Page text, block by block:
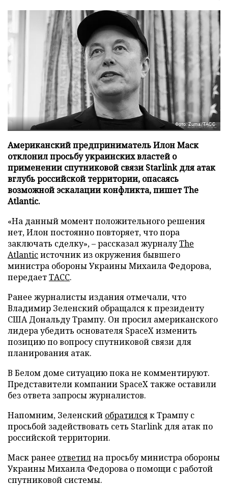
Фото: Zuma/ТАСС
Американский предприниматель Илон Маск
отклонил просьбу украинских властей о
применении спутниковой связи Starlink для атак
вглубь российской территории, опасаясь
возможной эскалации конфликта, пишет The
Atlantic.
«На данный момент положительного решения
нет, Илон постоянно повторяет, что пора
заключать сделку», – рассказал журналуThe
Atlanticисточник из окружения бывшего
министра обороны Украины Михаила Федорова,
передаетТАСС.
Ранее журналисты издания отмечали, что
Владимир Зеленский обращался к президенту
США Дональду Трампу. Он просил американского
лидера убедить основателя SpaceX изменить
позицию по вопросу спутниковой связи для
планирования атак.
В Белом доме ситуацию пока не комментируют.
Представители компании SpaceX также оставили
без ответа запросы журналистов.
Напомним, Зеленский обратилсяк Трампу с
просьбой задействовать сеть Starlink для атак по
российской территории.
Маск ранее ответилна просьбу министра обороны
Украины Михаила Федорова о помощи с работой
спутниковой системы.